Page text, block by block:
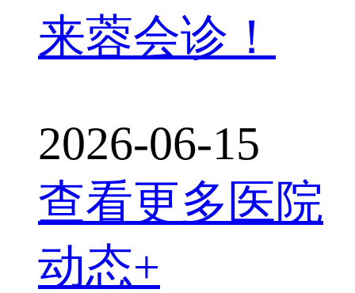
来蓉会诊！
2026-06-15
查看更多医院
动态+